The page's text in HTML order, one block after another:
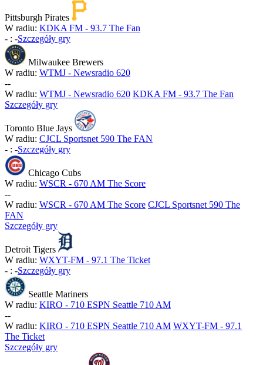
Pittsburgh Pirates
W radiu: KDKA FM - 93.7 The Fan
- : -Szczegóły gry
Milwaukee Brewers
W radiu: WTMJ - Newsradio 620
--
W radiu: WTMJ - Newsradio 620 KDKA FM - 93.7 The Fan
Szczegóły gry
Toronto Blue Jays
W radiu: CJCL Sportsnet 590 The FAN
- : -Szczegóły gry
Chicago Cubs
W radiu: WSCR - 670 AM The Score
--
W radiu: WSCR - 670 AM The Score CJCL Sportsnet 590 The
FAN
Szczegóły gry
Detroit Tigers
W radiu: WXYT-FM - 97.1 The Ticket
- : -Szczegóły gry
Seattle Mariners
W radiu: KIRO - 710 ESPN Seattle 710 AM
--
W radiu: KIRO - 710 ESPN Seattle 710 AM WXYT-FM - 97.1
The Ticket
Szczegóły gry